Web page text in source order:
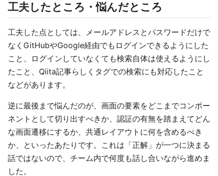
工夫したところ・悩んだところ
工夫した点としては、メールアドレスとパスワードだけで
なくGitHubやGoogle経由でもログインできるようにした
こと、ログインしていなくても検索自体は使えるようにし
たこと、Qiita記事らしくタグでの検索にも対応したこと
などがあります。
逆に最後まで悩んだのが、画面の要素をどこまでコンポー
ネントとして切り出すべきか、認証の有無を踏まえてどん
な画面遷移にするか、共通レイアウトに何を含めるべき
か、といったあたりです。これは「正解」が一つに決まる
話ではないので、チーム内で何度も話し合いながら進めま
した。